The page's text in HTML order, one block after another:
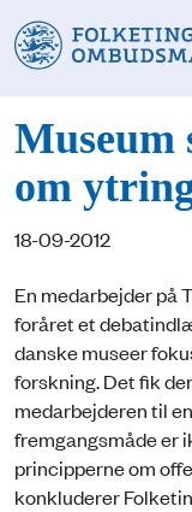
Museum
om
18-09-2012
En medarbejder på
foråret et
danske museer
forskning. Det fik
medarbejderen til
fremgangsmåde er
principperne om
konkluderer